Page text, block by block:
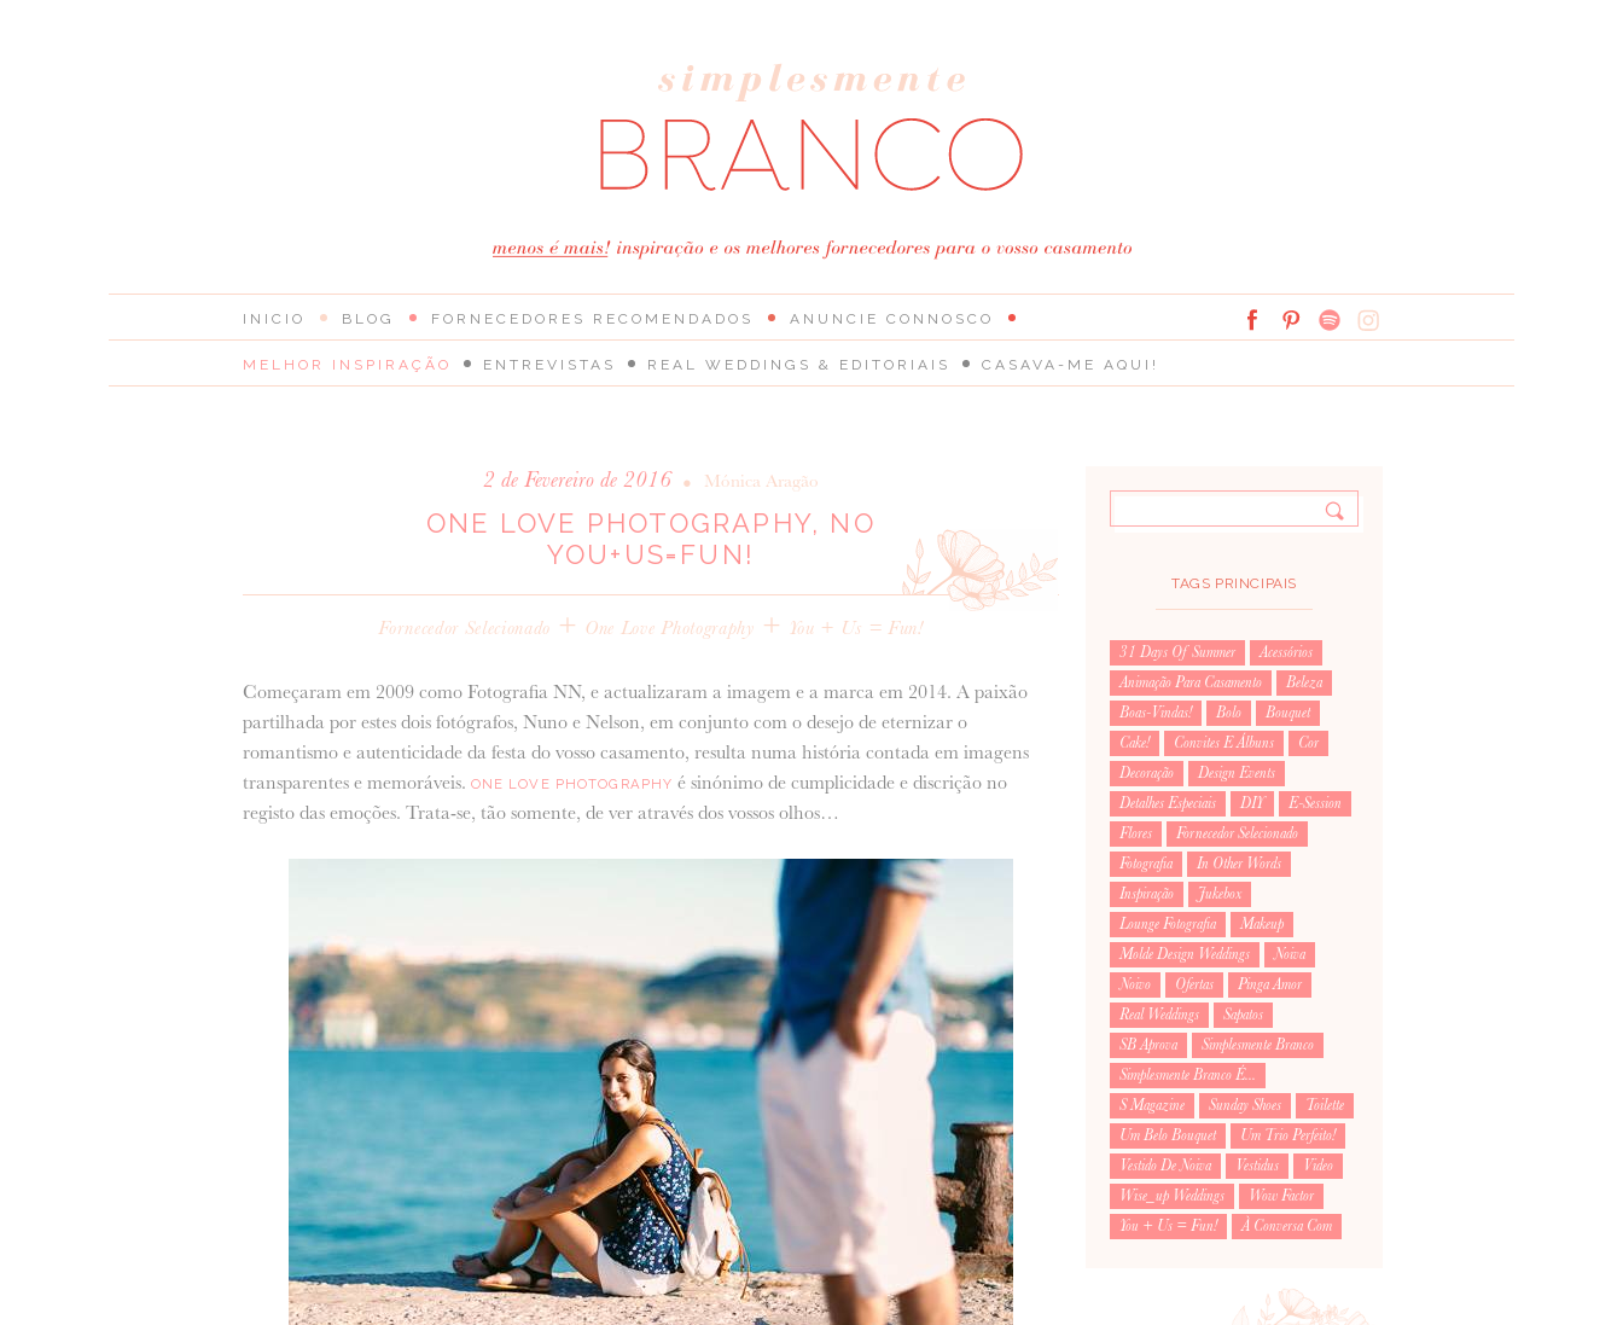
INICIO BLOG
MELHOR INSPIRAÇÃO ENTREVISTAS REAL WEDDINGS & EDITORIAIS CASAVA-ME AQUI!
FORNECEDORES RECOMENDADOS ANUNCIE CONNOSCO
2 de Fevereiro de 2016 • Mónica Aragão
ONE LOVE PHOTOGRAPHY, NO
YOU+US=FUN!
Fornecedor Selecionado + One Love Photography + You + Us = Fun!
Começaram em 2009 como Fotografia NN, e actualizaram a imagem e a marca em 2014. A paixão
partilhada por estes dois fotógrafos, Nuno e Nelson, em conjunto com o desejo de eternizar o
romantismo e autenticidade da festa do vosso casamento, resulta numa história contada em imagens
transparentes e memoráveis. ONE LOVE PHOTOGRAPHY é sinónimo de cumplicidade e discrição no
registo das emoções. Trata-se, tão somente, de ver através dos vossos olhos…
TAGS PRINCIPAIS
31 Days Of Summer
Acessórios
Animação Para Casamento
Beleza
Boas-Vindas!
Bolo
Bouquet
Cake!
Convites E Álbuns
Cor
Decoração
Design Events
Detalhes Especiais
DIY
E-Session
Flores
Fornecedor Selecionado
Fotografia
In Other Words
Inspiração
Jukebox
Lounge Fotografia
Makeup
Molde Design Weddings
Noiva
Noivo
Ofertas
Pinga Amor
Real Weddings
Sapatos
SB Aprova
Simplesmente Branco
Simplesmente Branco É...
S Magazine
Sunday Shoes
Toilette
Um Belo Bouquet
Um Trio Perfeito!
Vestido De Noiva
Vestidus
Video
Wise_up Weddings
Wow Factor
You + Us = Fun!
À Conversa Com